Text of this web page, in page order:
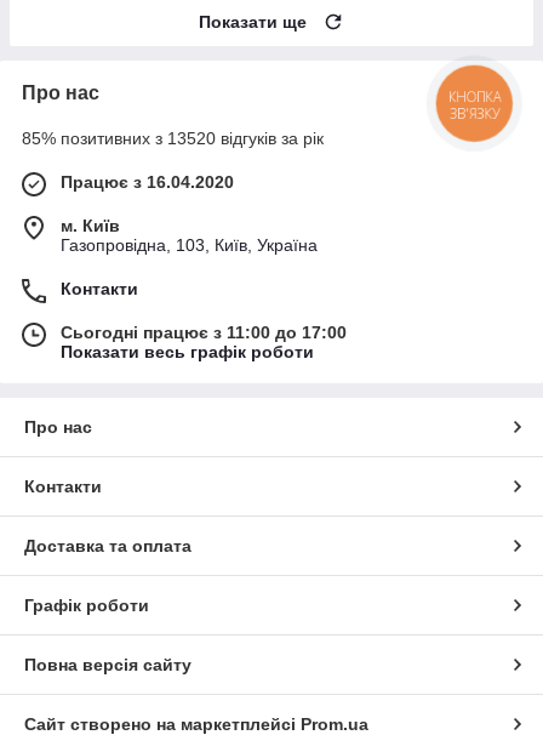
Показати ще
Про нас
85% позитивних з 13520 відгуків за рік
Працює з 16.04.2020
м. Київ
Газопровідна, 103, Київ, Україна
Контакти
Сьогодні працює з 11:00 до 17:00
Показати весь графік роботи
Про нас
Контакти
Доставка та оплата
Графік роботи
Повна версія сайту
Сайт створено на маркетплейсі Prom.ua
КНОПКА
ЗВ'ЯЗКУ